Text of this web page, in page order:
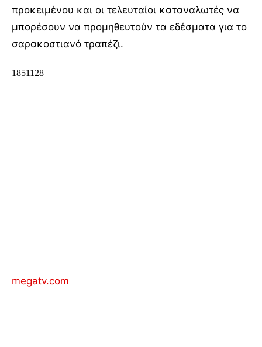
προκειμένου και οι τελευταίοι καταναλωτές να
μπορέσουν να προμηθευτούν τα εδέσματα για το
σαρακοστιανό τραπέζι.
megatv.com